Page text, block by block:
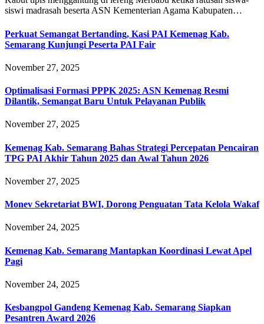
siswi madrasah beserta ASN Kementerian Agama Kabupaten…
Perkuat Semangat Bertanding, Kasi PAI Kemenag Kab.
Semarang Kunjungi Peserta PAI Fair
November 27, 2025
Optimalisasi Formasi PPPK 2025: ASN Kemenag Resmi
Dilantik, Semangat Baru Untuk Pelayanan Publik
November 27, 2025
Kemenag Kab. Semarang Bahas Strategi Percepatan Pencairan
TPG PAI Akhir Tahun 2025 dan Awal Tahun 2026
November 27, 2025
Monev Sekretariat BWI, Dorong Penguatan Tata Kelola Wakaf
November 24, 2025
Kemenag Kab. Semarang Mantapkan Koordinasi Lewat Apel
Pagi
November 24, 2025
Kesbangpol Gandeng Kemenag Kab. Semarang Siapkan
Pesantren Award 2026